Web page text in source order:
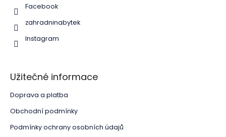
Facebook
zahradninabytek
Instagram
Užitečné informace
Doprava a platba
Obchodní podmínky
Podmínky ochrany osobních údajů